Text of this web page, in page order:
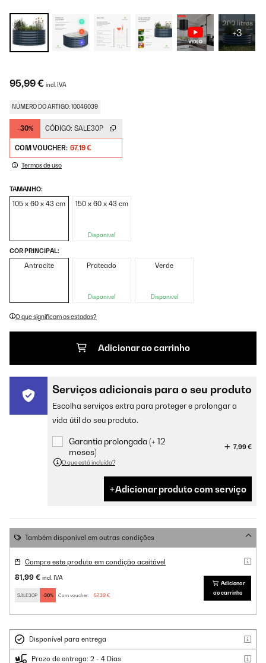
+3
95,99 € incl. IVA
NÚMERO DO ARTIGO: 10046039
-30% CÓDIGO: SALE30P
COM VOUCHER: 67,19 €
Termos de uso
TAMANHO:
105 x 60 x 43 cm 150 x 60 x 43 cm
Disponível
COR PRINCIPAL:
Antracite Prateado
Disponível
Verde
Disponível
O que significam os estados?
Adicionar ao carrinho
Serviços adicionais para o seu produto
Escolha serviços extra para proteger e prolongar a
vida útil do seu produto.
Garantia prolongada (+ 12
meses)
7,99 €
O que está incluído?
Adicionar produto com serviço
Também disponível em outras condições
Compre este produto em condição aceitável
81,99 € incl. IVA
SALE30P -30% Com voucher: 57,39 €
Adicionar
ao carrinho
Disponível para entrega
Prazo de entrega: 2 - 4 Dias